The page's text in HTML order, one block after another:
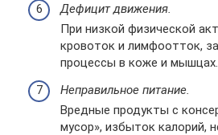
Дефицит движения.
При низкой физической
кровоток и лимфоотток,
процессы в коже и мышцах.
Неправильное питание.
Вредные продукты с
мусор», избыток калорий,